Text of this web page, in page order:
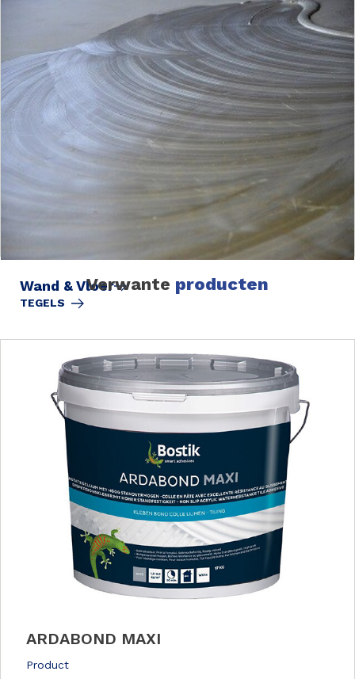
Wand & Vloer
TEGELS
Verwante producten
ARDABOND MAXI
Product